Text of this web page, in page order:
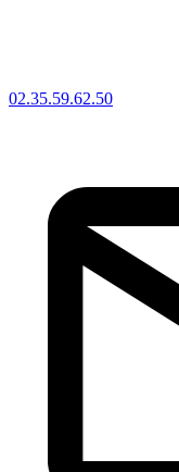
02.35.59.62.50